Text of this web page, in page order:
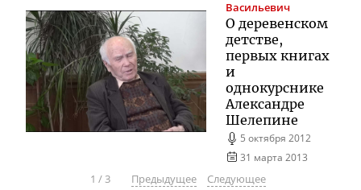
Васильевич
О деревенском
детстве,
первых книгах
и
однокурснике
Александре
Шелепине
5 октября 2012
31 марта 2013
1 /3 Предыдущее
Следующее